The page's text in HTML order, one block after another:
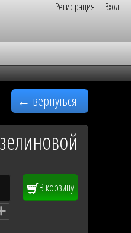
Регистрация Вход
← вернуться
В корзину